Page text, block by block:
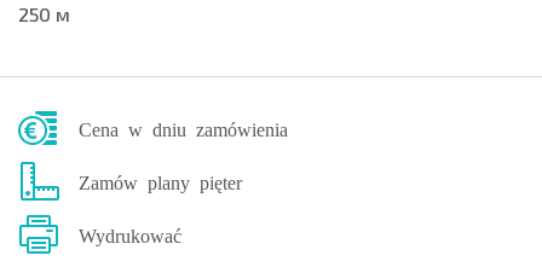
250 м
Cena w dniu zamówienia
Zamów plany pięter
Wydrukować